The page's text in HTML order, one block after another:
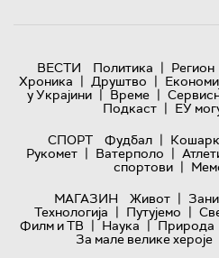
ВЕСТИ Политика | Регион
Хроника | Друштво |
у Украјини | Време |
Подкаст | ЕУ
СПОРТ
Фудбал |
Рукомет | Ватерполо |
спортови |
МАГАЗИН
Живот |
Технологијa | Путујемо |
Филм и ТВ | Наука | Природа
За мале велике хероје